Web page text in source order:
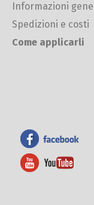
Informazioni
Spedizioni e costi
Come applicarli